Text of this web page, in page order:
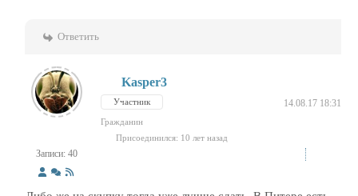
Ответить
Записи: 40
Kasper3
Участник 14.08.17 18:31
Гражданин
Присоединился: 10 лет назад